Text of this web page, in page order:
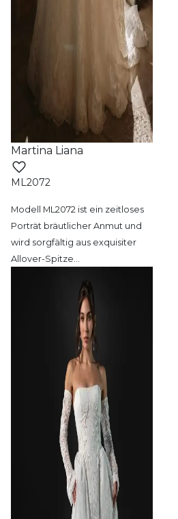
Martina Liana
ML2072
Modell ML2072 ist ein zeitloses
Porträt bräutlicher Anmut und
wird sorgfältig aus exquisiter
Allover-Spitze